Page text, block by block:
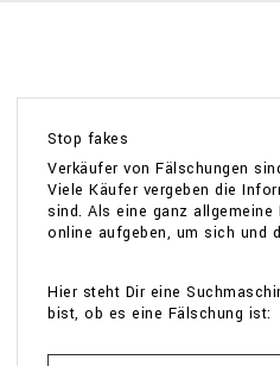
Stop fakes
Verkäufer von Fälschungen
Viele Käufer vergeben die
sind. Als eine ganz
online aufgeben, um sich und
Hier steht Dir eine
bist, ob es eine Fälschung ist: